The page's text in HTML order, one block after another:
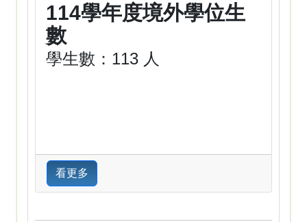
114學年度境外學位生
數
學生數：113 人
看更多